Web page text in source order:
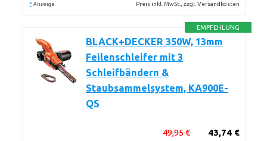
* Anzeige Preis inkl. MwSt., zzgl. Versandkosten
EMPFEHLUNG
BLACK+DECKER 350W, 13mm
Feilenschleifer mit 3
Schleifbändern &
Staubsammelsystem, KA900E-
QS
43,74 €
49,95 €